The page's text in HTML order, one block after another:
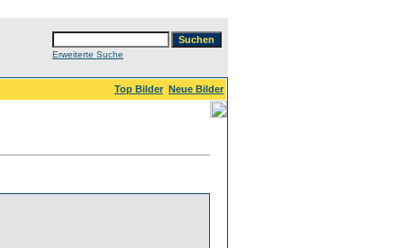
Erweiterte Suche
Top Bilder Neue Bilder